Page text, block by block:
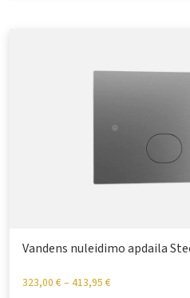
Vandens nuleidimo apdaila
323,00 €– 413,95 €